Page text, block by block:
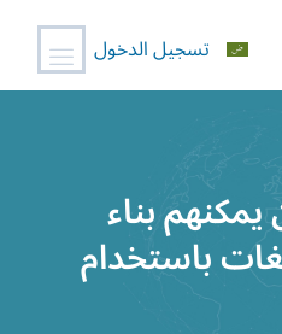
تسجيل الدخول
بناء
باستخدام